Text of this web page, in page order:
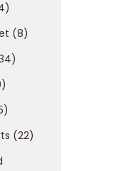
8
22